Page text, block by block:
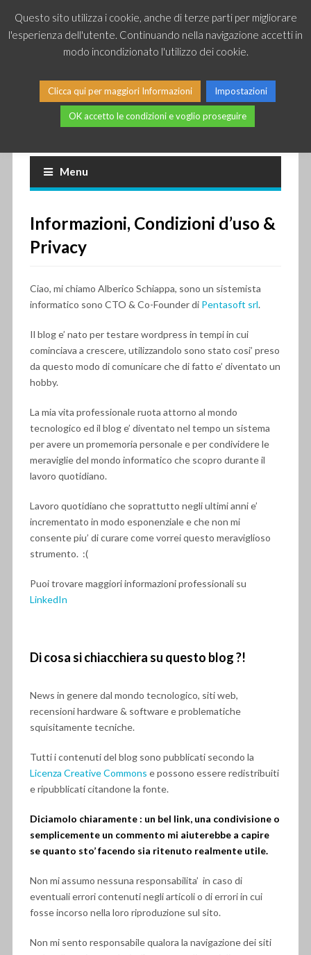
Piccole news dal mondo IT
Menu
Informazioni, Condizioni d’uso &
Privacy
Ciao, mi chiamo Alberico Schiappa, sono un sistemista
informatico sono CTO & Co-Founder di Pentasoft srl.
Il blog e’ nato per testare wordpress in tempi in cui
cominciava a crescere, utilizzandolo sono stato cosi’ preso
da questo modo di comunicare che di fatto e’ diventato un
hobby.
La mia vita professionale ruota attorno al mondo
tecnologico ed il blog e’ diventato nel tempo un sistema
per avere un promemoria personale e per condividere le
meraviglie del mondo informatico che scopro durante il
lavoro quotidiano.
Lavoro quotidiano che soprattutto negli ultimi anni e’
incrementato in modo esponenziale e che non mi
consente piu’ di curare come vorrei questo meraviglioso
strumento. :(
Puoi trovare maggiori informazioni professionali su
LinkedIn
Di cosa si chiacchiera su questo blog ?!
News in genere dal mondo tecnologico, siti web,
recensioni hardware & software e problematiche
squisitamente tecniche.
Tutti i contenuti del blog sono pubblicati secondo la
Licenza Creative Commons e possono essere redistribuiti
e ripubblicati citandone la fonte.
Diciamolo chiaramente : un bel link, una condivisione o
semplicemente un commento mi aiuterebbe a capire
se quanto sto’ facendo sia ritenuto realmente utile.
Non mi assumo nessuna responsabilita’ in caso di
eventuali errori contenuti negli articoli o di errori in cui
fosse incorso nella loro riproduzione sul sito.
Non mi sento responsabile qualora la navigazione dei siti
Questo sito utilizza i cookie, anche di terze parti per migliorare
l'esperienza dell'utente. Continuando nella navigazione accetti in
modo incondizionato l'utilizzo dei cookie.
Clicca qui per maggiori Informazioni Impostazioni
OK accetto le condizioni e voglio proseguire